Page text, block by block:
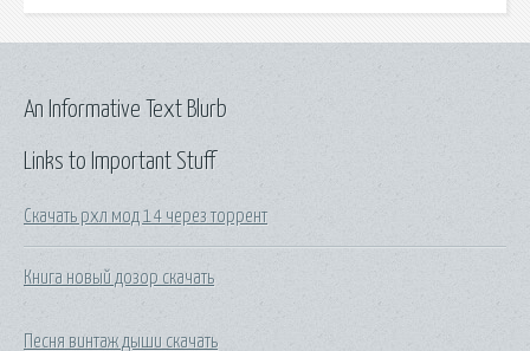
Links to Important Stuff
Скачать рхл мод 14 через торрент
Книга новый дозор скачать
Песня винтаж дыши скачать
An Informative Text Blurb